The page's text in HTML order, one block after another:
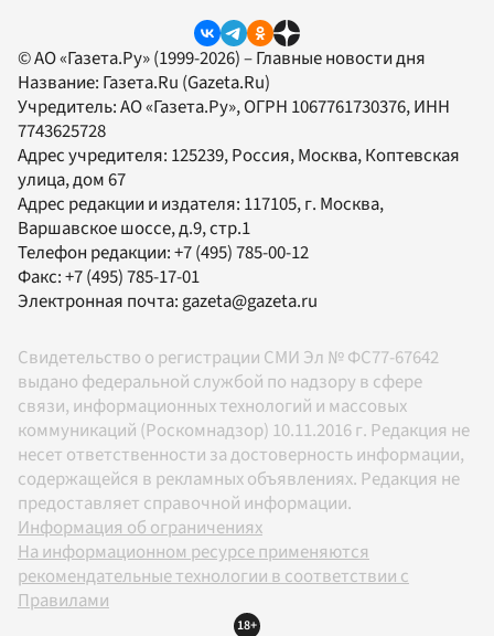
© АО «Газета.Ру» (1999-2026) – Главные новости дня
Название: Газета.Ru (Gazeta.Ru)
Учредитель:АО «Газета.Ру», ОГРН 1067761730376, ИНН
7743625728
Адрес учредителя: 125239, Россия, Москва, Коптевская
улица, дом 67
Адрес редакции и издателя: 117105, г. Москва,
Варшавское шоссе, д.9, стр.1
Телефон редакции:+7 (495) 785-00-12
Факс:+7 (495) 785-17-01
Электронная почта:gazeta@gazeta.ru
Свидетельство о регистрации СМИ Эл № ФС77-67642
выдано федеральной службой по надзору в сфере
связи, информационных технологий и массовых
коммуникаций (Роскомнадзор) 10.11.2016 г. Редакция не
несет ответственности за достоверность информации,
содержащейся в рекламных объявлениях. Редакция не
предоставляет справочной информации.
Информация об ограничениях
На информационном ресурсе применяются
рекомендательные технологии в соответствии с
Правилами
18+